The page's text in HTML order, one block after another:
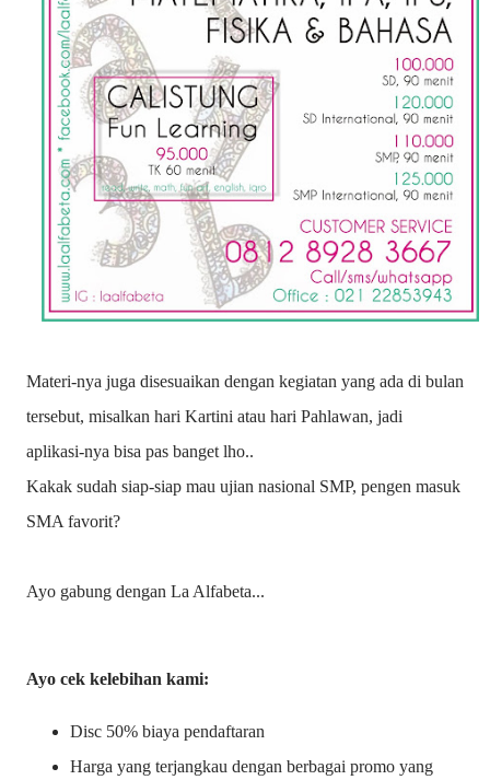
Materi-nya juga disesuaikan dengan kegiatan yang ada di bulan
tersebut, misalkan hari Kartini atau hari Pahlawan, jadi
aplikasi-nya bisa pas banget lho..
Kakak sudah siap-siap mau ujian nasional SMP, pengen masuk
SMA favorit?
Ayo gabung dengan La Alfabeta...
Ayo cek kelebihan kami:
Disc 50% biaya pendaftaran
Harga yang terjangkau dengan berbagai promo yang